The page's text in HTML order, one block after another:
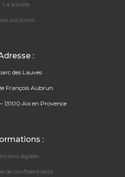
La société
solutions
:
des Lauves
François Aubrun
13100 Aix en Provence
:
légales
de confidentialité